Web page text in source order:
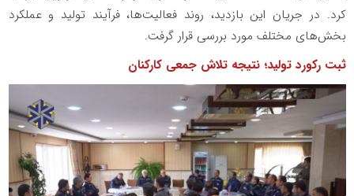
کرد. در جریان این بازدید، روند فعالیت‌ها، فرآیند تولید و عملکرد
بخش‌های مختلف مورد بررسی قرار گرفت.
ثبت رکورد تولید؛ نتیجه تلاش جمعی کارکنان